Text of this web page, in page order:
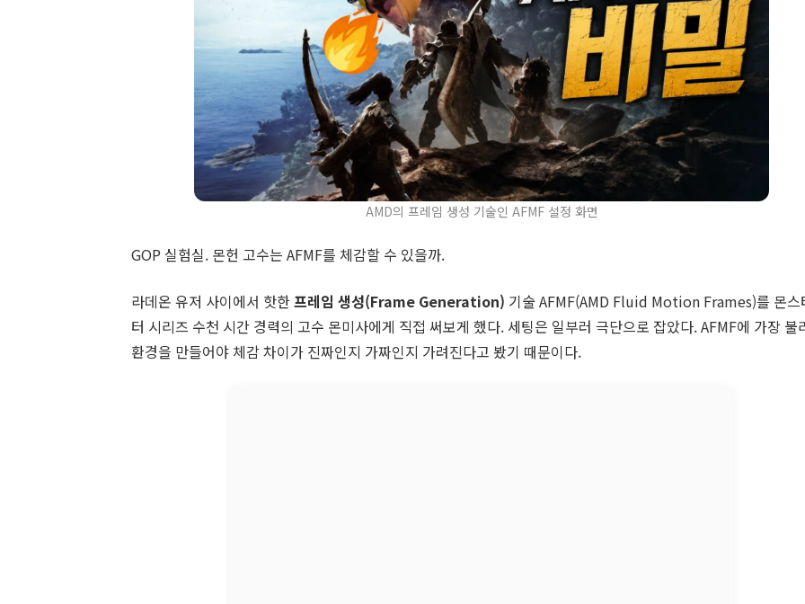
AMD의 프레임 생성 기술인 AFMF 설정 화면
GOP 실험실. 몬헌 고수는 AFMF를 체감할 수 있을까.
라데온 유저 사이에서 핫한프레임 생성(Frame Generation) 기술 AFMF(AMD Fluid Motion Frames)를 몬스
터 시리즈 수천 시간 경력의 고수 몬미사에게 직접 써보게 했다. 세팅은 일부러 극단으로 잡았다. AFMF에 가장 불
환경을 만들어야 체감 차이가 진짜인지 가짜인지 가려진다고 봤기 때문이다.